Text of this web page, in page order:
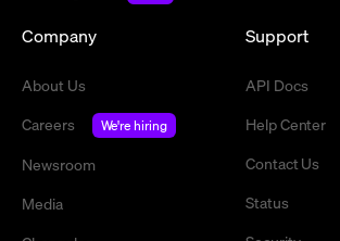
Company
About Us
Careers
We're hiring
Newsroom
Media
Support
API Docs
Help Center
Contact Us
Status